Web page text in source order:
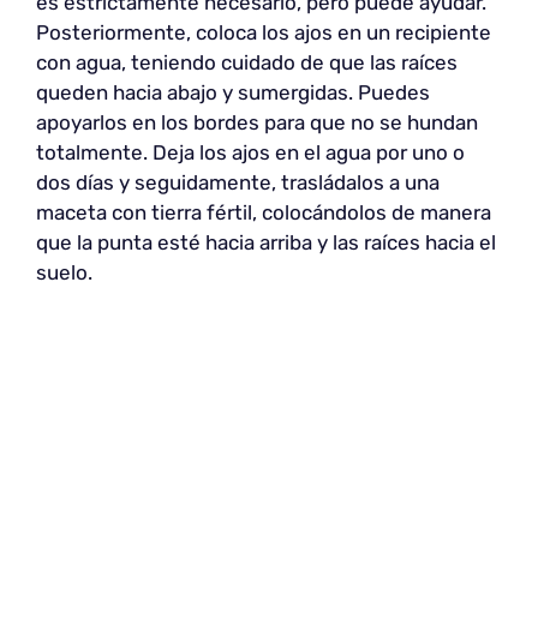
Posteriormente, coloca los ajos en un recipiente
con agua, teniendo cuidado de que las raíces
queden hacia abajo y sumergidas. Puedes
apoyarlos en los bordes para que no se hundan
totalmente. Deja los ajos en el agua por uno o
dos días y seguidamente, trasládalos a una
maceta con tierra fértil, colocándolos de manera
que la punta esté hacia arriba y las raíces hacia el
suelo.